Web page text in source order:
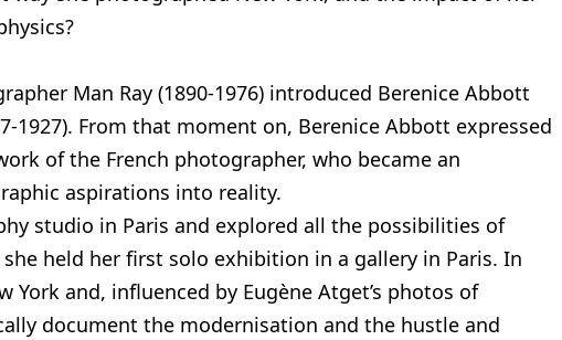
Man Ray (1890-1976) introduced Berenice Abbott
1927). From that moment on, Berenice Abbott expressed
of the French photographer, who became an
aspirations into reality.
studio in Paris and explored all the possibilities of
held her first solo exhibition in a gallery in Paris. In
and, influenced by Eugène Atget’s photos of
document the modernisation and the hustle and